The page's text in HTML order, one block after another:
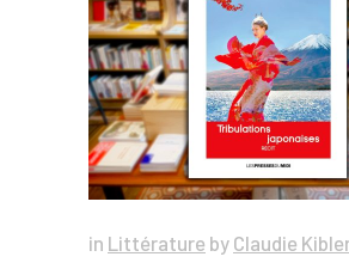
in Littérature by Claudie